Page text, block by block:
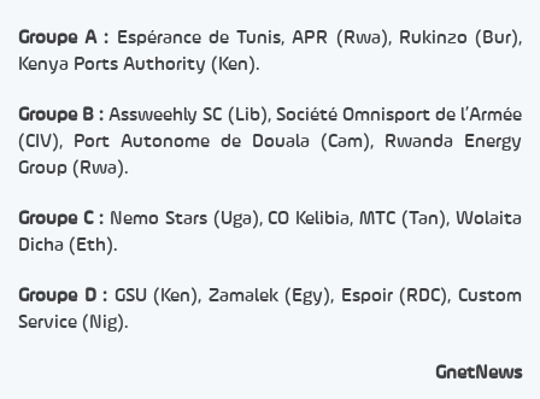
Groupe A : Espérance de Tunis, APR (Rwa), Rukinzo (Bur),
Kenya Ports Authority (Ken).
Groupe B : Assweehly SC (Lib), Société Omnisport de l’Armée
(CIV), Port Autonome de Douala (Cam), Rwanda Energy
Group (Rwa).
Groupe C :Nemo Stars (Uga), CO Kelibia, MTC (Tan), Wolaita
Dicha (Eth).
Groupe D : GSU (Ken), Zamalek (Egy), Espoir (RDC), Custom
Service (Nig).
GnetNews